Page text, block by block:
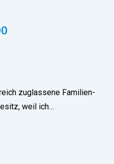
zuglassene Familien-
weil ich…